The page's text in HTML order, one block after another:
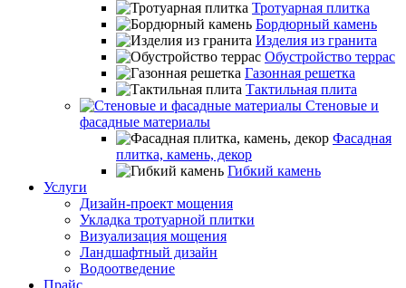
Тротуарная плитка
Бордюрный камень
Изделия из гранита
Обустройство террас
Газонная решетка
Тактильная плита
Стеновые и
фасадные материалы
Фасадная
плитка, камень, декор
Гибкий камень
Услуги
Дизайн-проект мощения
Укладка тротуарной плитки
Визуализация мощения
Ландшафтный дизайн
Водоотведение
Прайс